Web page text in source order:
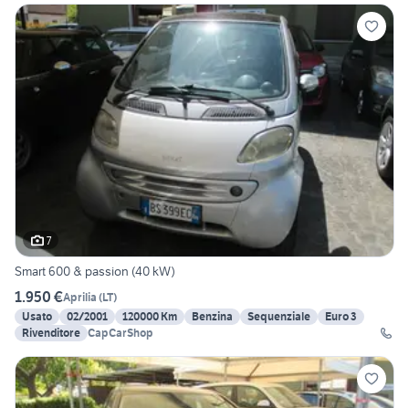
7
Smart 600 & passion (40 kW)
1.950 €Aprilia (LT)
Usato
02/2001 120000 Km Benzina Sequenziale
Euro 3
Rivenditore CapCarShop